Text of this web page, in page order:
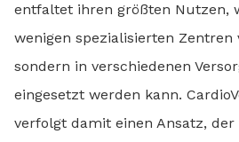
entfaltet ihren größten Nutzen,
wenigen spezialisierten
sondern in verschiedenen
eingesetzt werden kann.
verfolgt damit einen Ansatz, der